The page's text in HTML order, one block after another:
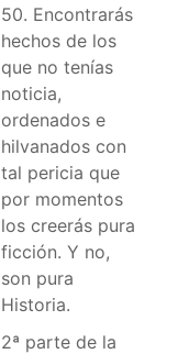
50. Encontrarás
hechos de los
que no tenías
noticia,
ordenados e
hilvanados con
tal pericia que
por momentos
los creerás pura
ficción. Y no,
son pura
Historia.
2ª parte de la